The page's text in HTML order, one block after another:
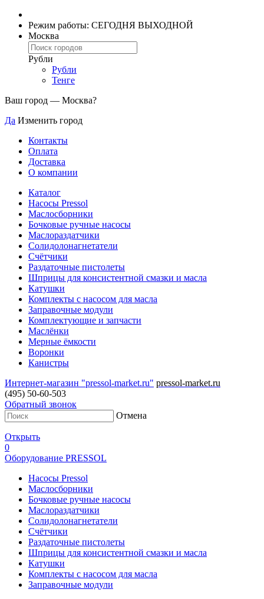
Режим работы: СЕГОДНЯ ВЫХОДНОЙ
Москва
Рубли
Рубли
Тенге
Ваш город — Москва?
Да Изменить город
Контакты
Оплата
Доставка
О компании
Каталог
Насосы Pressol
Маслосборники
Бочковые ручные насосы
Маслораздатчики
Солидолонагнетатели
Счётчики
Раздаточные пистолеты
Шприцы для консистентной смазки и масла
Катушки
Комплекты с насосом для масла
Заправочные модули
Комплектующие и запчасти
Маслёнки
Мерные ёмкости
Воронки
Канистры
Интернет-магазин "pressol-market.ru" pressol-market.ru
(495) 50-60-503
Обратный звонок
Отмена
Открыть
0
Оборудование PRESSOL
Насосы Pressol
Маслосборники
Бочковые ручные насосы
Маслораздатчики
Солидолонагнетатели
Счётчики
Раздаточные пистолеты
Шприцы для консистентной смазки и масла
Катушки
Комплекты с насосом для масла
Заправочные модули